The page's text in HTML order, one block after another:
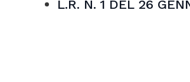
L.R. N. 1 DEL 26